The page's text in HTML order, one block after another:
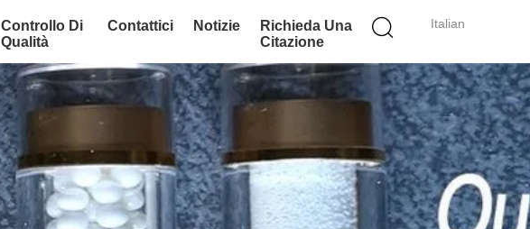
Italian
Controllo Di
Qualità
Contattici Notizie
Richieda Una
Citazione